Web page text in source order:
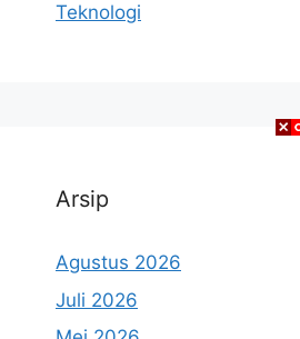
Teknologi
Arsip
Agustus 2026
Juli 2026